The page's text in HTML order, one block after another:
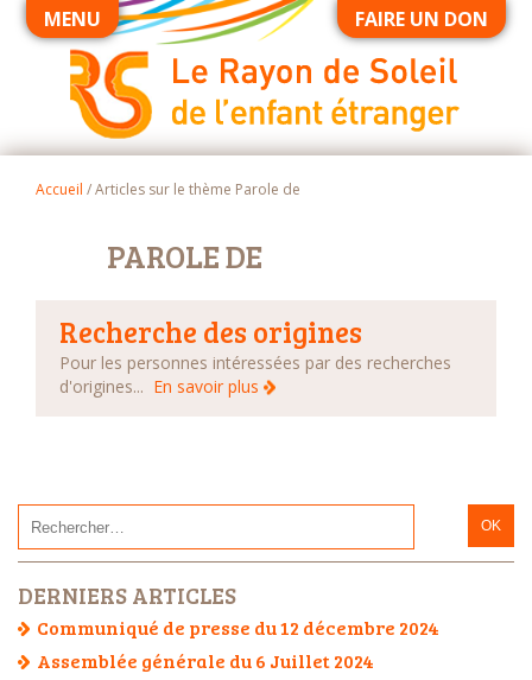
FAIRE UN DON
MENU
Accueil / Articles sur le thème Parole de
PAROLE DE
Recherche des origines
Pour les personnes intéressées par des recherches
d'origines... En savoir plus
DERNIERS ARTICLES
Communiqué de presse du 12 décembre 2024
Assemblée générale du 6 Juillet 2024